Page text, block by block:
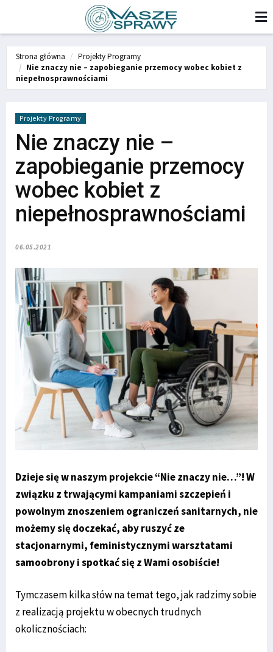
Strona główna
Projekty Programy
Nie znaczy nie – zapobieganie przemocy wobec kobiet z
niepełnosprawnościami
Projekty Programy
Nie znaczy nie –
zapobieganie przemocy
wobec kobiet z
niepełnosprawnościami
06.05.2021
Dzieje się w naszym projekcie “Nie znaczy nie…”! W
związku z trwającymi kampaniami szczepień i
powolnym znoszeniem ograniczeń sanitarnych, nie
możemy się doczekać, aby ruszyć ze
stacjonarnymi, feministycznymi warsztatami
samoobrony i spotkać się z Wami osobiście!
Tymczasem kilka słów na temat tego, jak radzimy sobie
z realizacją projektu w obecnych trudnych
okolicznościach: